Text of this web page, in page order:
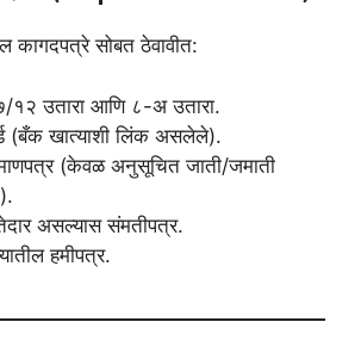
कागदपत्रे सोबत ठेवावीत:
१२ उतारा आणि ८-अ उतारा.
(बँक खात्याशी लिंक असलेले).
(केवळ अनुसूचित जाती/जमाती
असल्यास संमतीपत्र.
हमीपत्र.